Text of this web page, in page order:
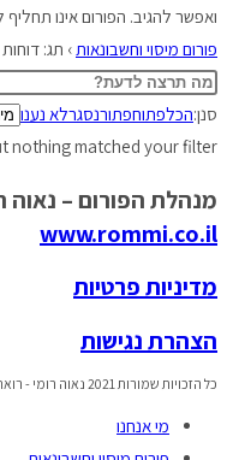
ואפשר להגיב. הפורום אינו תחליף
פורום מיסוי וחשבונאות› תג:
סנן:הכלפתוחפתורנסגרלא נענו
nothing matched your filter
מנהלת הפורום – נאוה
www.rommi.co.il
מדיניות פרטיות
הצהרת נגישות
כל הזכויות שמורות 2021 נאוה רומי - רואת חשבון.
מי אנחנו